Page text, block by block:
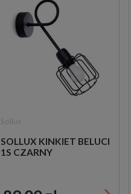
SOLLUX KINKIET BELUCI
1S CZARNY